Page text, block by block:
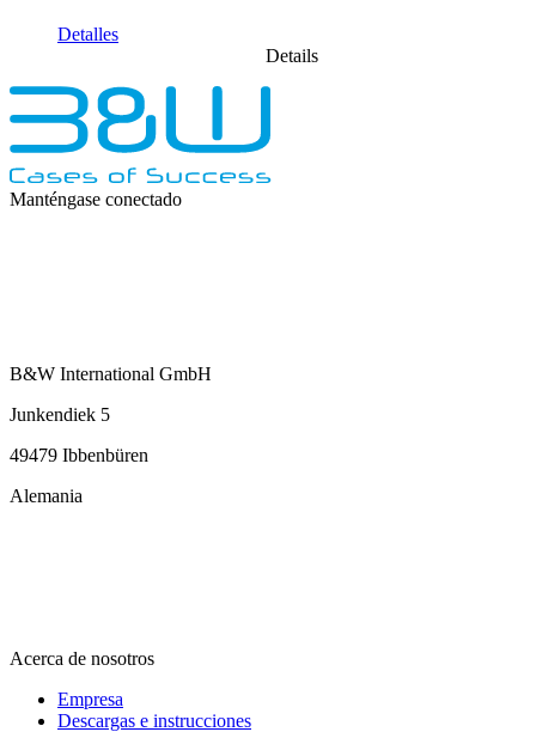
Detalles
Details
Manténgase conectado
B&W International GmbH
Junkendiek 5
49479 Ibbenbüren
Alemania
Acerca de nosotros
Empresa
Descargas e instrucciones